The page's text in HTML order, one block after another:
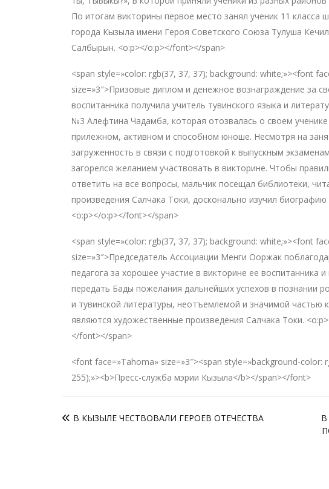
По итогам викторины первое место занял ученик 11 класса
города Кызыла имени Героя Советского Союза Тулуша
Салбырын. <o:p></o:p></font></span>
<span style=»color: rgb(37, 37, 37); background: white;»><font
size=»3″>Призовые диплом и денежное вознаграждение за
воспитанника получила учитель тувинского языка и
№3 Алефтина Чадамба, которая отозвалась о своем ученике
прилежном, активном и способном юноше. Несмотря на
загруженность в связи с подготовкой к выпускным
загорелся желанием участвовать в викторине. Чтобы
ответить на все вопросы, мальчик посещал библиотеки,
произведения Салчака Токи, досконально изучил биографию
<o:p></o:p></font></span>
<span style=»color: rgb(37, 37, 37); background: white;»><font
size=»3″>Председатель Ассоциации Менги Ооржак
педагога за хорошее участие в викторине ее воспитанника и
передать Бады пожелания дальнейших успехов в познании
и тувинской литературы, неотъемлемой и значимой частью
являются художественные произведения Салчака Токи.
</font></span>
<font face=»Tahoma» size=»3″><span style=»background-color:
255);»><b>Пресс-служба мэрии Кызыла</b></span></font>
поВ КЫЗЫЛЕ ЧЕСТВОВАЛИ ГЕРОЕВ ОТЕЧЕСТВА